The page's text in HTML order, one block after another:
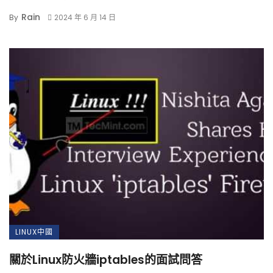
By Rain 2024 年 6 月 14 日
LINUX中國
關於Linux防火牆iptables的面試問答